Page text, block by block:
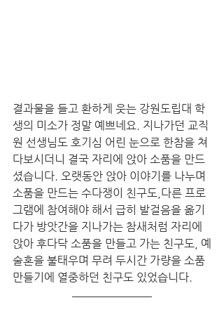
결과물을 들고 환하게 웃는 강원도립대 학
생의 미소가 정말 예쁘네요. 지나가던 교직
원 선생님도 호기심 어린 눈으로 한참을 쳐
다보시더니 결국 자리에 앉아 소품을 만드
셨습니다. 오랫동안 앉아 이야기를 나누며
소품을 만드는 수다쟁이 친구도,다른 프로
그램에 참여해야 해서 급히 발걸음을 옮기
다가 방앗간을 지나가는 참새처럼 자리에
앉아 후다닥 소품을 만들고 가는 친구도, 예
술혼을 불태우며 무려 두시간 가량을 소품
만들기에 열중하던 친구도 있었습니다.